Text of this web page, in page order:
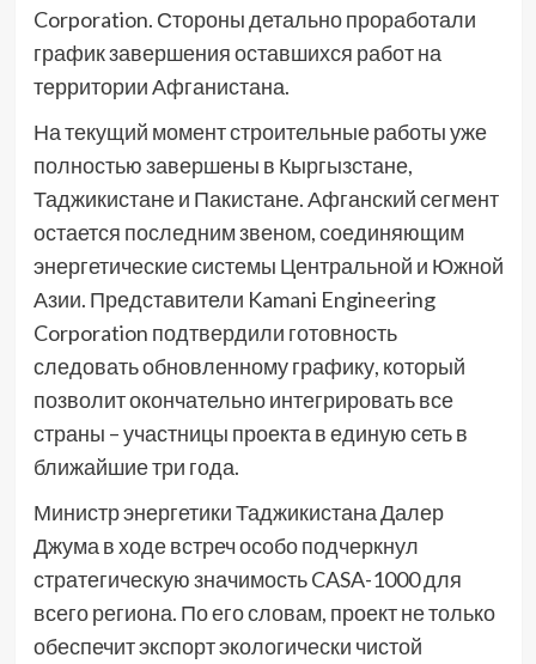
Corporation. Стороны детально проработали
график завершения оставшихся работ на
территории Афганистана.
На текущий момент строительные работы уже
полностью завершены в Кыргызстане,
Таджикистане и Пакистане. Афганский сегмент
остается последним звеном, соединяющим
энергетические системы Центральной и Южной
Азии. Представители Kamani Engineering
Corporation подтвердили готовность
следовать обновленному графику, который
позволит окончательно интегрировать все
страны – участницы проекта в единую сеть в
ближайшие три года.
Министр энергетики Таджикистана Далер
Джума в ходе встреч особо подчеркнул
стратегическую значимость CASA-1000 для
всего региона. По его словам, проект не только
обеспечит экспорт экологически чистой